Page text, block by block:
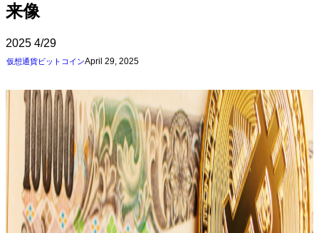
来像
2025 4/29
仮想通貨ビットコインApril 29, 2025